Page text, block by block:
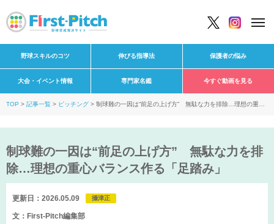
野球スキルのコツ 伸びる指導法 保護者の悩み
大会・イベント情報 専門家名鑑 今すぐ動画を見る
TOP 記事一覧 ピッチング
制球難の一因は“前足の上げ方” 無駄な力を排除…理想の重心
制球難の一因は“前足の上げ方” 無駄な力を排
除…理想の重心バランス作る「足踏み」
更新日：2026.05.09 攝津正
文：First-Pitch編集部